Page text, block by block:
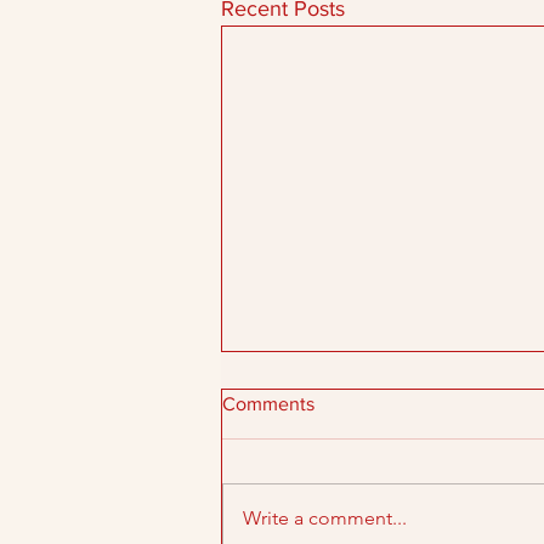
Recent Posts
Comments
Write a comment...